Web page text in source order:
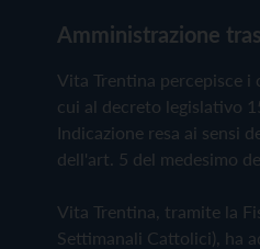
Amministrazione
Vita Trentina percepisce
cui al decreto legislativo
Indicazione resa ai sensi
dell'art. 5 del medesimo
Vita Trentina, tramite la
Settimanali Cattolici), ha